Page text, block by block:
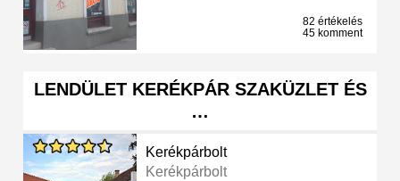
82 értékelés
45 komment
LENDÜLET KERÉKPÁR SZAKÜZLET ÉS
…
Kerékpárbolt
Kerékpárbolt